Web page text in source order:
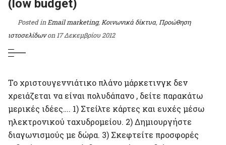
(low budget)
Posted inEmail marketing, Κοινωνικά δίκτυα, Προώθηση
ιστοσελίδωνon 17 Δεκεμβρίου 2012
Το χριστουγεννιάτικο πλάνο μάρκετινγκ δεν
χρειάζεται να είναι πολυδάπανο , δείτε παρακάτω
μερικές ιδέες…. 1) Στείλτε κάρτες και ευχές μέσω
ηλεκτρονικού ταχυδρομείου. 2) Δημιουργήστε
διαγωνισμούς με δώρα. 3) Σκεφτείτε προσφορές